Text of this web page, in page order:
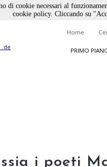
de
Home
PRIMO
i poeti
di cookie necessari al
cookie policy. Cliccando su